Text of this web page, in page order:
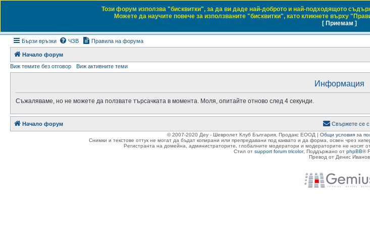
Daewoo & Chevrolet Club Bulgaria
Бързи връзки ЧЗВ Правила на форума
Начало форум
Виж темите без отговор
Виж активните теми
Информация
Съжаляваме, но не можете да ползвате търсачката в момента. Моля, опитайте отново след 4 секунди.
Този форум използва "бисквитки", за да ви даде най-доброто и най-подходящото
Можете да научите повече за използваните "бисквитки", като кликнете върху
[ Приемам ]
Начало форум Свържете се с
© 2007-2020 Деу - Шевролет Клуб България, Продакс ЕООД | Общи условия за
Снимки и текстове оттук не могат да бъдат копирани или препредавани под каквато и да форма, освен чрез
Регистранта на домейна, администраторите, глобалните модератори и модераторите не носят
Стил от support forum tricolor, Поддържано от phpBB®
Превод от Денис Иванов